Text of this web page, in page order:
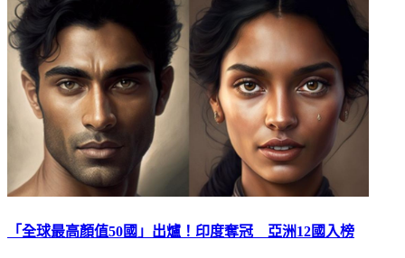
「全球最高顏值50國」出爐！印度奪冠 亞洲12國入榜